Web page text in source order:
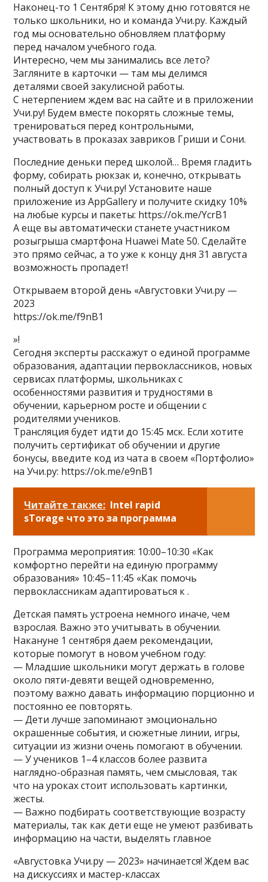
Наконец-то 1 Сентября! К этому дню готовятся не
только школьники, но и команда Учи.ру. Каждый
год мы основательно обновляем платформу
перед началом учебного года.
Интересно, чем мы занимались все лето?
Загляните в карточки — там мы делимся
деталями своей закулисной работы.
С нетерпением ждем вас на сайте и в приложении
Учи.ру! Будем вместе покорять сложные темы,
тренироваться перед контрольными,
участвовать в проказах завриков Гриши и Сони.
Последние деньки перед школой… Время гладить
форму, собирать рюкзак и, конечно, открывать
полный доступ к Учи.ру! Установите наше
приложение из AppGallery и получите скидку 10%
на любые курсы и пакеты: https://ok.me/YcrB1
А еще вы автоматически станете участником
розыгрыша смартфона Huawei Mate 50. Сделайте
это прямо сейчас, а то уже к концу дня 31 августа
возможность пропадет!
Открываем второй день «Августовки Учи.ру —
2023
https://ok.me/f9nB1
»!
Сегодня эксперты расскажут о единой программе
образования, адаптации первоклассников, новых
сервисах платформы, школьниках с
особенностями развития и трудностями в
обучении, карьерном росте и общении с
родителями учеников.
Трансляция будет идти до 15:45 мск. Если хотите
получить сертификат об обучении и другие
бонусы, введите код из чата в своем «Портфолио»
на Учи.ру: https://ok.me/e9nB1
Читайте также: Intel rapid
sTorage что это за программа
Программа мероприятия: 10:00–10:30 «Как
комфортно перейти на единую программу
образования» 10:45–11:45 «Как помочь
первоклассникам адаптироваться к .
Детская память устроена немного иначе, чем
взрослая. Важно это учитывать в обучении.
Накануне 1 сентября даем рекомендации,
которые помогут в новом учебном году:
— Младшие школьники могут держать в голове
около пяти-девяти вещей одновременно,
поэтому важно давать информацию порционно и
постоянно ее повторять.
— Дети лучше запоминают эмоционально
окрашенные события, и сюжетные линии, игры,
ситуации из жизни очень помогают в обучении.
— У учеников 1–4 классов более развита
наглядно-образная память, чем смысловая, так
что на уроках стоит использовать картинки,
жесты.
— Важно подбирать соответствующие возрасту
материалы, так как дети еще не умеют разбивать
информацию на части, выделять главное
«Августовка Учи.ру — 2023» начинается! Ждем вас
на дискуссиях и мастер-классах